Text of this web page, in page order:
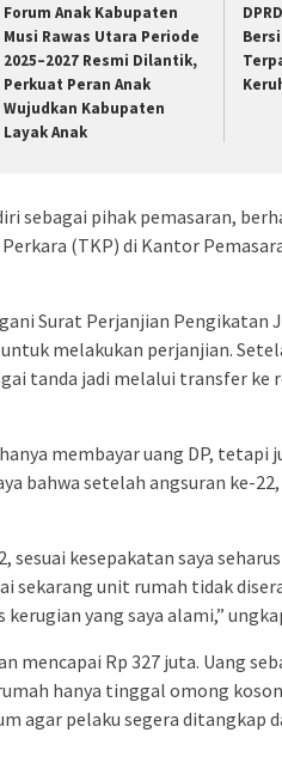
Forum Anak Kabupaten
Musi Rawas Utara Periode
2025–2027 Resmi Dilantik,
Perkuat Peran Anak
Wujudkan Kabupaten
Layak Anak
sebagai pihak pemasaran,
(TKP) di Kantor
Surat Perjanjian Pengikatan
untuk melakukan perjanjian.
tanda jadi melalui transfer ke
membayar uang DP, tetapi
bahwa setelah angsuran ke-
sesuai kesepakatan saya
sekarang unit rumah tidak
yang saya alami,”
mencapai Rp 327 juta. Uang
hanya tinggal omong
agar pelaku segera ditangkap